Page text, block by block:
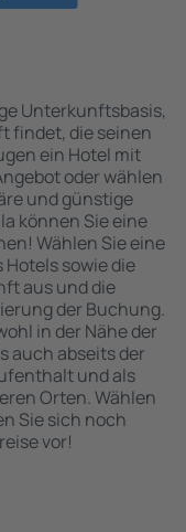
Unterkunftsbasis,
findet, die seinen
ein Hotel mit
oder wählen
und günstige
können Sie eine
Wählen Sie eine
sowie die
aus und die
der Buchung.
in der Nähe der
auch abseits der
und als
Orten. Wählen
Sie sich noch
vor!